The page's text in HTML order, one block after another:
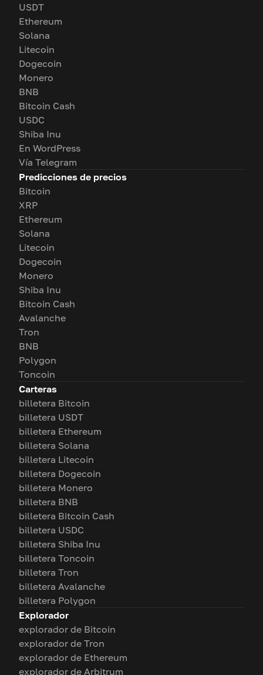
USDT
Ethereum
Solana
Litecoin
Dogecoin
Monero
BNB
Bitcoin Cash
USDC
Shiba Inu
En WordPress
Vía Telegram
Predicciones de precios
Bitcoin
XRP
Ethereum
Solana
Litecoin
Dogecoin
Monero
Shiba Inu
Bitcoin Cash
Avalanche
Tron
BNB
Polygon
Toncoin
Carteras
billetera Bitcoin
billetera USDT
billetera Ethereum
billetera Solana
billetera Litecoin
billetera Dogecoin
billetera Monero
billetera BNB
billetera Bitcoin Cash
billetera USDC
billetera Shiba Inu
billetera Toncoin
billetera Tron
billetera Avalanche
billetera Polygon
Explorador
explorador de Bitcoin
explorador de Tron
explorador de Ethereum
explorador de Arbitrum